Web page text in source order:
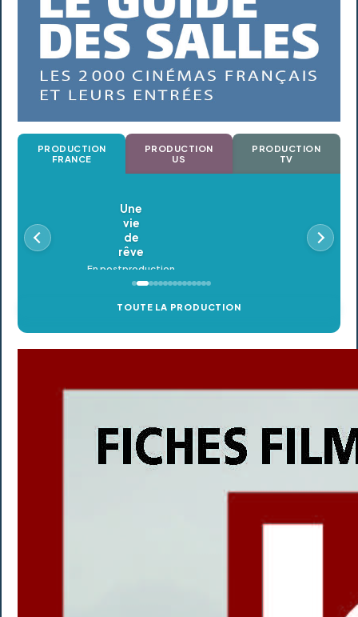
PRODUCTION
FRANCE
PRODUCTION
US
PRODUCTION
TV
Oldeupe
En postproduction
TOUTE LA PRODUCTION